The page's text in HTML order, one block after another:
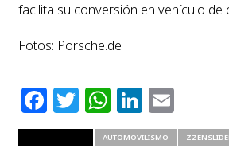
facilita su conversión en vehículo de
Fotos: Porsche.de
Facebook
Twitter
WhatsApp
Email
AUTOMOVILISMO